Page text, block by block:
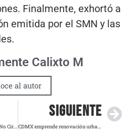
Finalmente, exhortó a
emitida por el SMN y las
Calixto M
al autor
Así se implementará el Hoy No Circula este viernes en la Megalópolis
SIGUIENTE
CDMX emprende renovación urbana y de seguridad en el Centro Histórico